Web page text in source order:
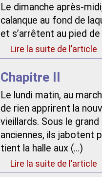
Le dimanche après-
calanque au fond de
et s’arrêtent au pied
Lire la suite de l’article
Chapitre II
Le lundi matin, au
de rien apprirent la
vieillards. Sous le
anciennes, ils jabotent
tient la halle aux (…)
Lire la suite de l’article